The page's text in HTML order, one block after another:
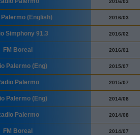
2016/03
Palermo (English) 2016/03
Simphony 91.3 2016/02
FM Boreal 2016/01
Palermo (Eng) 2015/07
Palermo 2015/07
Palermo (Eng) 2014/08
Palermo 2014/08
FM Boreal 2014/07